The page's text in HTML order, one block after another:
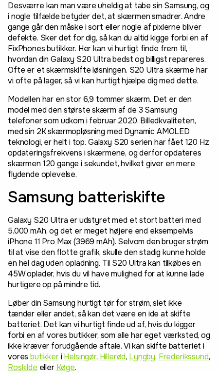
Desværre kan man være uheldig at tabe sin Samsung, og
i nogle tilfælde betyder det, at skærmen smadrer. Andre
gange går den måske i sort eller nogle af pixlerne bliver
defekte. Sker det for dig, så kan du altid kigge forbi en af
FixPhones butikker. Her kan vi hurtigt finde frem til,
hvordan din Galaxy S20 Ultra bedst og billigst repareres.
Ofte er et skærmskifte løsningen. S20 Ultra skærme har
vi ofte på lager, så vi kan hurtigt hjælpe dig med dette.
Modellen har en stor 6,9 tommer skærm. Det er den
model med den største skærm af de 3 Samsung
telefoner som udkom i februar 2020. Billedkvaliteten,
med sin 2K skærmopløsning med Dynamic AMOLED
teknologi, er helt i top. Galaxy S20 serien har fået 120 Hz
opdateringsfrekvens i skærmene, og derfor opdateres
skærmen 120 gange i sekundet, hvilket giver en mere
flydende oplevelse.
Samsung batteriskifte
Galaxy S20 Ultra er udstyret med et stort batteri med
5.000 mAh, og det er meget højere end eksempelvis
iPhone 11 Pro Max (3969 mAh). Selvom den bruger strøm
til at vise den flotte grafik, skulle den stadig kunne holde
en hel dag uden opladning. Til S20 Ultra kan tilkøbes en
45W oplader, hvis du vil have mulighed for at kunne lade
hurtigere op på mindre tid.
Løber din Samsung hurtigt tør for strøm, slet ikke
tænder eller andet, så kan det være en ide at skifte
batteriet. Det kan vi hurtigt finde ud af, hvis du kigger
forbi en af vores butikker, som alle har eget værksted, og
ikke kræver forudgående aftale. Vi kan skifte batteriet i
voresbutikkeriHelsingør, Hillerød, Lyngby, Frederikssund,
Roskilde eller Køge.